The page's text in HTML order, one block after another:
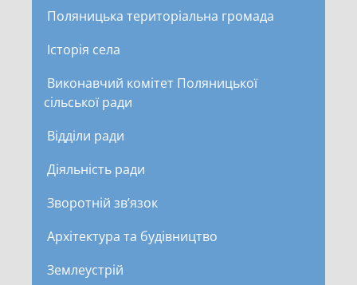
Поляницька територіальна громада
Історія села
Виконавчий комітет Поляницької
сільської ради
Відділи ради
Діяльність ради
Зворотній зв’язок
Архітектура та будівництво
Землеустрій